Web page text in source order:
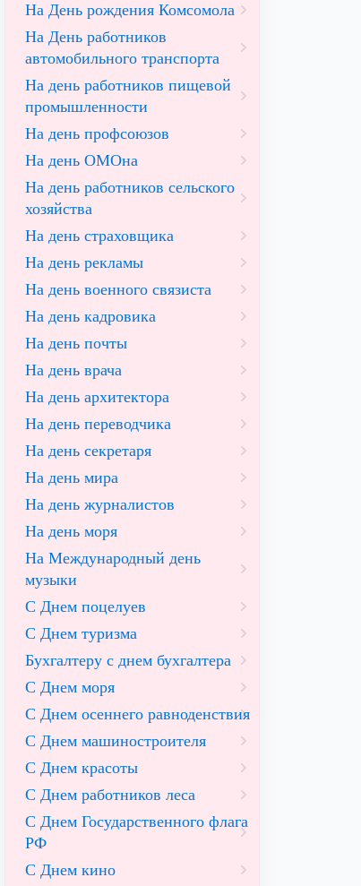
На День рождения Комсомола
На День работников
автомобильного транспорта
На день работников пищевой
промышленности
На день профсоюзов
На день ОМОна
На день работников сельского
хозяйства
На день страховщика
На день рекламы
На день военного связиста
На день кадровика
На день почты
На день врача
На день архитектора
На день переводчика
На день секретаря
На день мира
На день журналистов
На день моря
На Международный день
музыки
С Днем поцелуев
С Днем туризма
Бухгалтеру с днем бухгалтера
С Днем моря
С Днем осеннего равноденствия
С Днем машиностроителя
С Днем красоты
С Днем работников леса
С Днем Государственного флага
РФ
С Днем кино